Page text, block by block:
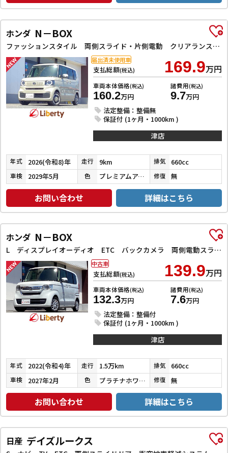
ホンダ N－BOX
ファッションスタイル 両側スライド・片側電動 クリアランスソナー オートクルーズコントロール レーンアシスト オートライト スマートキー アイドリングストップ ベンチシート CVT ESC チップアップシート
支払総額(税込) 169.9万円
車両本体価格(税込)
160.2万円
諸費用(税込)
9.7万円
法定整備：整備無
保証付 (1ヶ月・1000km )
届出済未使用車
津店
年式 2026(令和8)年 走行 9km 排気 660cc
車検 2029年5月 色 プレミアムアイボリーパールⅡ 修復 無
お問い合わせ 詳細はこちら
ホンダ N－BOX
L ディスプレイオーディオ ETC バックカメラ 両側電動スライドドア クリアランスソナー クルーズコントロール レーンアシスト 衝突被害軽減システム オートライト スマートキー アイドリングストップ
支払総額(税込) 139.9万円
車両本体価格(税込)
132.3万円
諸費用(税込)
7.6万円
法定整備：整備付
保証付 (1ヶ月・1000km )
中古車
津店
年式 2022(令和4)年 走行 1.5万km 排気 660cc
車検 2027年2月 色 プラチナホワイトパール 修復 無
お問い合わせ 詳細はこちら
日産 デイズルークス